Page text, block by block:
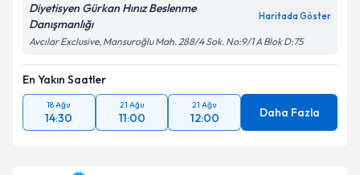
Diyetisyen Gürkan Hınız Beslenme
Danışmanlığı
Haritada Göster
Avcılar Exclusive, Mansuroğlu Mah. 288/4 Sok. No:9/1 A Blok D:75
En Yakın Saatler
18 Ağu
14:30
21 Ağu
11:00
21 Ağu
12:00 Daha Fazla